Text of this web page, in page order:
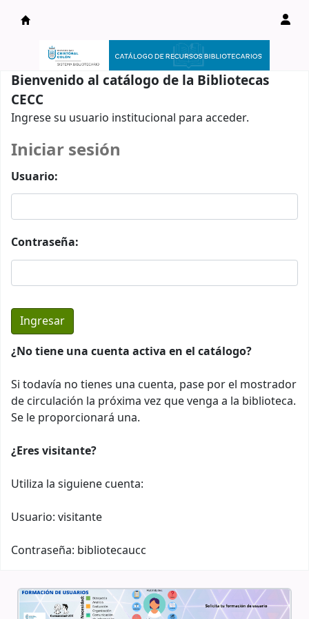
Catálogo en línea
Bienvenido al catálogo de la Bibliotecas
CECC
Ingrese su usuario institucional para acceder.
Iniciar sesión
Usuario:
Contraseña:
¿No tiene una cuenta activa en el catálogo?
Si todavía no tienes una cuenta, pase por el mostrador
de circulación la próxima vez que venga a la biblioteca.
Se le proporcionará una.
¿Eres visitante?
Utiliza la siguiene cuenta:
Usuario: visitante
Contraseña: bibliotecaucc